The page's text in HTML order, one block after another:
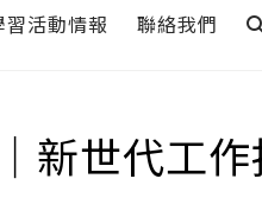
新世代工
習活動情報 聯絡我們